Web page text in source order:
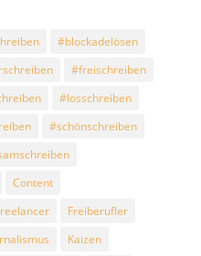
#blockadelösen
#freischreiben
#losschreiben
#schönschreiben
Content
Freiberufler
Kaizen